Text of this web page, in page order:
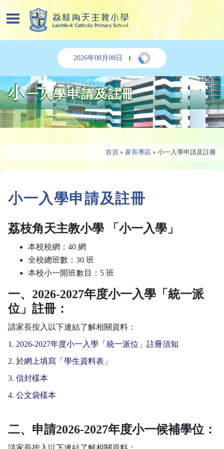
2026年08月08日
小一入學申請及註冊
首頁 » 家長專區 » 小一入學申請及註冊
小一入學申請及註冊
荔枝角天主教小學 「小一入學」
本校校網：40 網
全校總班數：30 班
本校小一開班數目：5 班
一、 2026-2027年度小一入學「統一派
位」註冊：
請家長按入以下連結了解相關資料：
1. 2026-2027年度小一入學「統一派位」註冊須知
2. 於網上填寫「學生資料表」
3. 信封樣本
4. 公文袋樣本
二、 申請2026-2027年度小一候補學位：